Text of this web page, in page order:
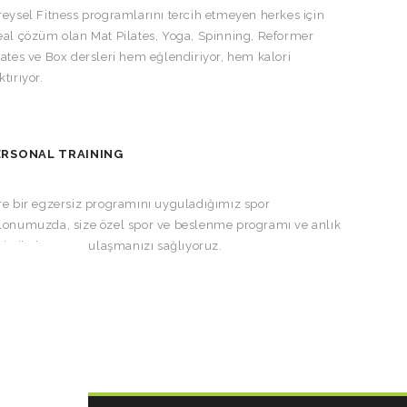
Fitness programlarını tercih etmeyen herkes için
çözüm olan Mat Pilates, Yoga, Spinning, Reformer
ve Box dersleri hem eğlendiriyor, hem kalori
TRAINING
bir egzersiz programını uyguladığımız spor
size özel spor ve beslenme programı ve anlık
ile başarıya ulaşmanızı sağlıyoruz.